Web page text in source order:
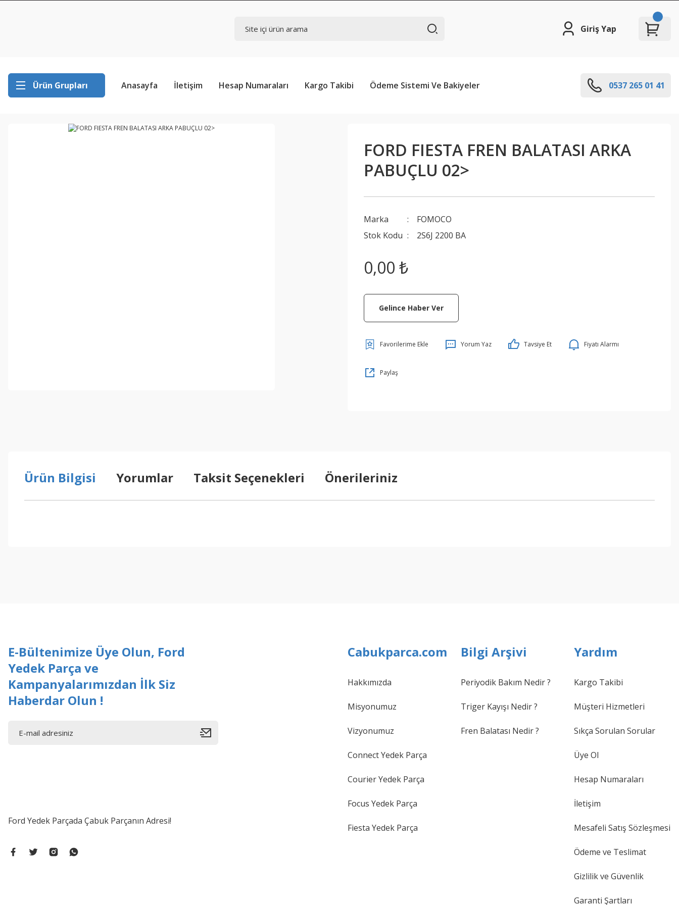
Giriş Yap
Ürün Grupları Anasayfa İletişim Hesap Numaraları Kargo Takibi Ödeme Sistemi Ve Bakiyeler 0537 265 01 41
FORD FIESTA FREN BALATASI ARKA
PABUÇLU 02>
Marka
FOMOCO
Stok Kodu
2S6J 2200 BA
0,00 ₺
Gelince Haber Ver
Yorum Yaz Tavsiye Et Fiyatı Alarmı
Paylaş
Ürün Bilgisi Yorumlar Taksit Seçenekleri Önerileriniz
E-Bültenimize Üye Olun, Ford
Yedek Parça ve
Kampanyalarımızdan İlk Siz
Haberdar Olun !
Ford Yedek Parçada Çabuk Parçanın Adresi!
Cabukparca.com
Hakkımızda
Misyonumuz
Vizyonumuz
Connect Yedek Parça
Courier Yedek Parça
Focus Yedek Parça
Fiesta Yedek Parça
Bilgi Arşivi
Periyodik Bakım Nedir ?
Triger Kayışı Nedir ?
Fren Balatası Nedir ?
Yardım
Kargo Takibi
Müşteri Hizmetleri
Sıkça Sorulan Sorular
Üye Ol
Hesap Numaraları
İletişim
Mesafeli Satış Sözleşmesi
Ödeme ve Teslimat
Gizlilik ve Güvenlik
Garanti Şartları